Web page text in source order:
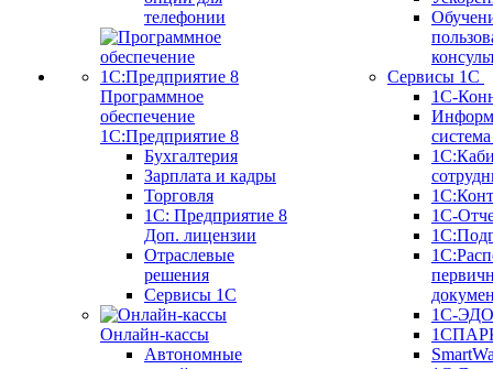
телефонии
Программное
обеспечение
1С:Предприятие 8
Бухгалтерия
Зарплата и кадры
Торговля
1C: Предприятие 8
Доп. лицензии
Отраслевые
решения
Сервисы 1С
Онлайн-кассы
Автономные
Сервисы 1С
1С-
1С-
1С-ЭДО